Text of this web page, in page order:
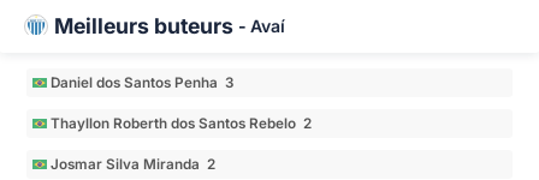
Meilleurs buteurs - Avaí
Daniel dos Santos Penha 3
Thayllon Roberth dos Santos Rebelo 2
Josmar Silva Miranda 2